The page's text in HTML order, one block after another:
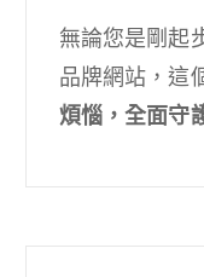
無論您是剛起
品牌網站，這
煩惱，全面守